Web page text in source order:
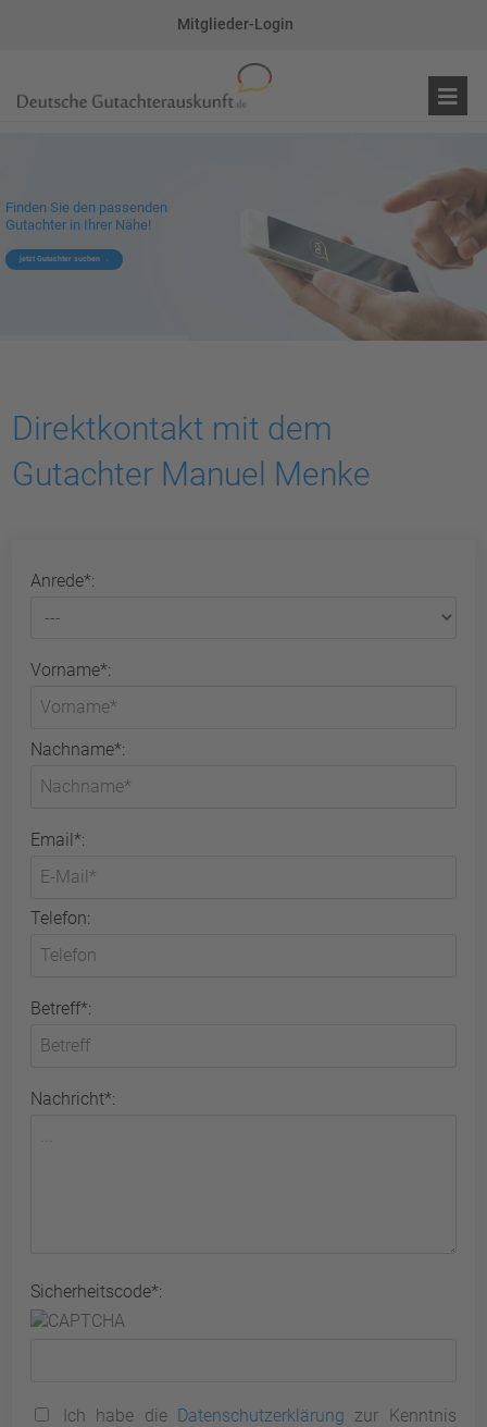
Mitglieder-Login
Finden Sie den passenden
Gutachter in Ihrer Nähe!
jetzt Gutachter suchen
Direktkontakt mit dem
Gutachter Manuel Menke
Anrede*:
Vorname*:
Nachname*:
Email*:
Telefon:
Betreff*:
Nachricht*:
Sicherheitscode*:
Ich habe die Datenschutzerklärung zur Kenntnis